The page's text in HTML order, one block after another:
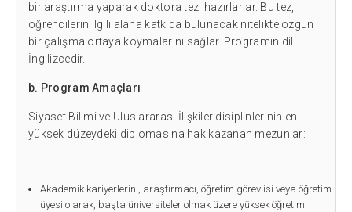
bir araştırma yaparak doktora tezi hazırlarlar. Bu tez,
öğrencilerin ilgili alana katkıda bulunacak nitelikte özgün
bir çalışma ortaya koymalarını sağlar. Programın dili
İngilizcedir.
b. Program Amaçları
Siyaset Bilimi ve Uluslararası İlişkiler disiplinlerinin en
yüksek düzeydeki diplomasına hak kazanan mezunlar:
Akademik kariyerlerini, araştırmacı, öğretim görevlisi veya öğretim
üyesi olarak, başta üniversiteler olmak üzere yüksek öğretim